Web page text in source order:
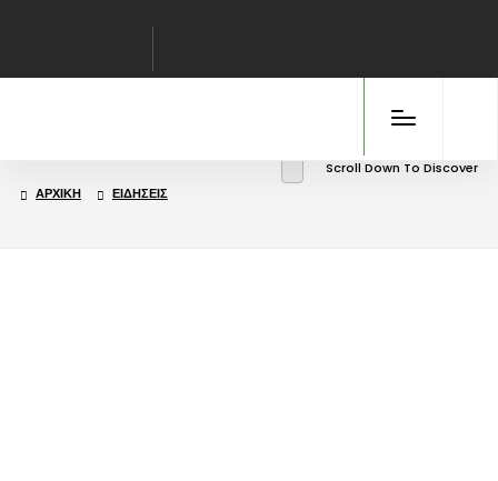
ΑΡΧΙΚΉ ΕΙΔΉΣΕΙΣ
Scroll Down To Discover